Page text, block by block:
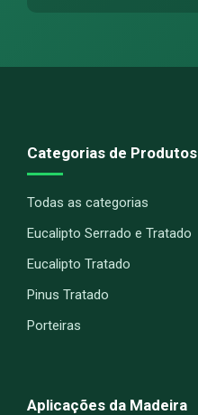
Categorias de Produtos
Todas as categorias
Eucalipto Serrado e Tratado
Eucalipto Tratado
Pinus Tratado
Porteiras
Aplicações da Madeira